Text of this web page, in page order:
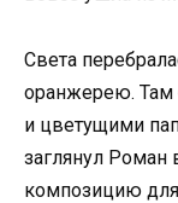
Света
оранжерею. Там
и цветущими
заглянул
композицию